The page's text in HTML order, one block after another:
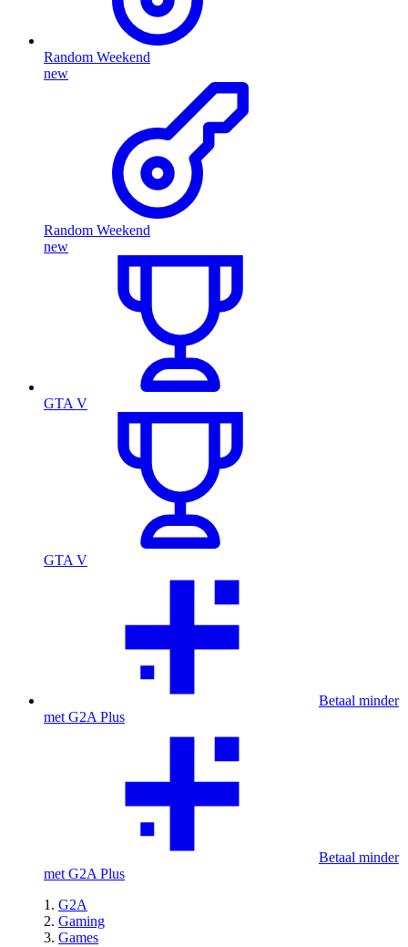
Random Weekend
new
Random Weekend
new
GTA V
GTA V
Betaal minder
met G2A Plus
Betaal minder
met G2A Plus
G2A
Gaming
Games